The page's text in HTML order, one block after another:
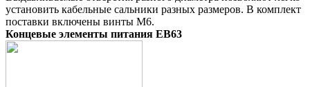
установить кабельные сальники разных размеров. В комплект
поставки включены винты M6.
Концевые элементы питания EB63